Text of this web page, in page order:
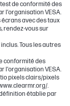
de conformité des
l’organisation VESA.
avec des taux
rendez-vous sur
Tous les autres
conformité des
l’organisation VESA.
pixels clairs/pixels
.
établie par